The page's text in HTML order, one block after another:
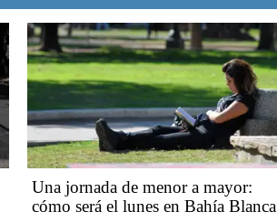
Una jornada de menor a mayor:
cómo será el lunes en Bahía Blanca